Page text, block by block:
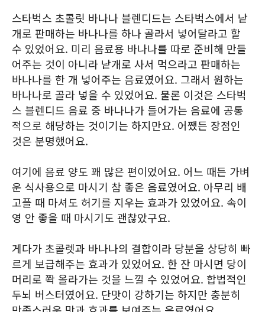
스타벅스 초콜릿 바나나 블렌디드는 스타벅스에서 낱
개로 판매하는 바나나를 하나 골라서 넣어달라고 할
수 있었어요. 미리 음료용 바나나를 따로 준비해 만들
어주는 것이 아니라 낱개로 사서 먹으라고 판매하는
바나나를 한 개 넣어주는 음료였어요. 그래서 원하는
바나나로 골라 넣을 수 있었어요. 물론 이것은 스타벅
스 블렌디드 음료 중 바나나가 들어가는 음료에 공통
적으로 해당하는 것이기는 하지만요. 어쨌든 장점인
것은 분명했어요.
여기에 음료 양도 꽤 많은 편이었어요. 어느 때든 가벼
운 식사용으로 마시기 참 좋은 음료였어요. 아무리 배
고플 때 마셔도 허기를 지우는 효과가 있었어요. 속이
영 안 좋을 때 마시기도 괜찮았구요.
게다가 초콜렛과 바나나의 결합이라 당분을 상당히 빠
르게 보급해주는 효과가 있었어요. 한 잔 마시면 당이
머리로 쫙 올라가는 것을 느낄 수 있었어요. 합법적인
두뇌 버스터였어요. 단맛이 강하기는 하지만 충분히